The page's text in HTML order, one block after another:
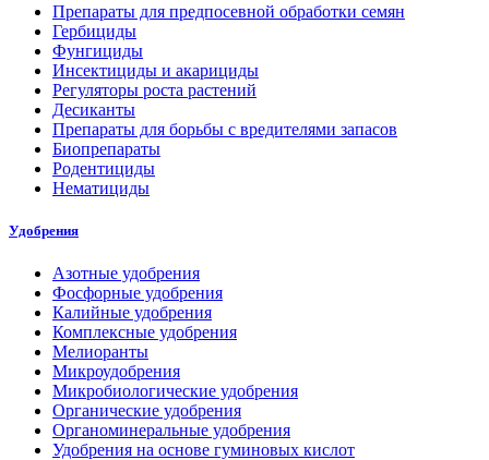
Препараты для предпосевной обработки семян
Гербициды
Фунгициды
Инсектициды и акарициды
Регуляторы роста растений
Десиканты
Препараты для борьбы с вредителями запасов
Биопрепараты
Родентициды
Нематициды
Удобрения
Азотные удобрения
Фосфорные удобрения
Калийные удобрения
Комплексные удобрения
Мелиоранты
Микроудобрения
Микробиологические удобрения
Органические удобрения
Органоминеральные удобрения
Удобрения на основе гуминовых кислот